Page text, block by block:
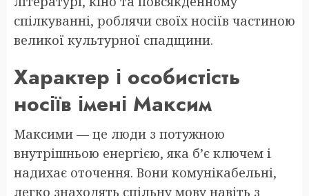
спілкуванні, роблячи своїх носіїв частиною
великої культурної спадщини.
Характер і особистість
носіїв імені Максим
Максими — це люди з потужною
внутрішньою енергією, яка б’є ключем і
надихає оточення. Вони комунікабельні,
легко знаходять спільну мову навіть з